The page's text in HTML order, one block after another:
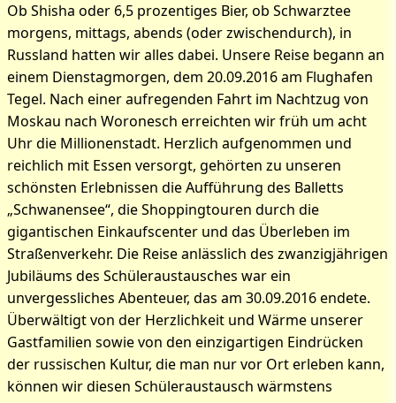
Ob Shisha oder 6,5 prozentiges Bier, ob Schwarztee
morgens, mittags, abends (oder zwischendurch), in
Russland hatten wir alles dabei. Unsere Reise begann an
einem Dienstagmorgen, dem 20.09.2016 am Flughafen
Tegel. Nach einer aufregenden Fahrt im Nachtzug von
Moskau nach Woronesch erreichten wir früh um acht
Uhr die Millionenstadt. Herzlich aufgenommen und
reichlich mit Essen versorgt, gehörten zu unseren
schönsten Erlebnissen die Aufführung des Balletts
„Schwanensee“, die Shoppingtouren durch die
gigantischen Einkaufscenter und das Überleben im
Straßenverkehr. Die Reise anlässlich des zwanzigjährigen
Jubiläums des Schüleraustausches war ein
unvergessliches Abenteuer, das am 30.09.2016 endete.
Überwältigt von der Herzlichkeit und Wärme unserer
Gastfamilien sowie von den einzigartigen Eindrücken
der russischen Kultur, die man nur vor Ort erleben kann,
können wir diesen Schüleraustausch wärmstens